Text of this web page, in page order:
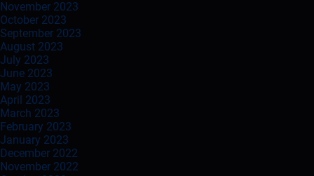
November 2023
October 2023
September 2023
August 2023
July 2023
June 2023
May 2023
April 2023
March 2023
February 2023
January 2023
December 2022
November 2022